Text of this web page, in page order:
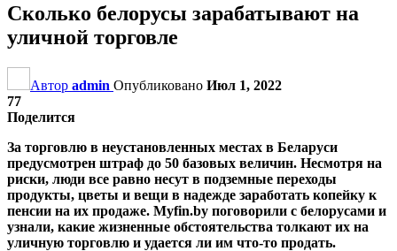
Сколько белорусы зарабатывают на
уличной торговле
Автор admin Опубликовано Июл 1, 2022
77
Поделится
За торговлю в неустановленных местах в Беларуси
предусмотрен штраф до 50 базовых величин. Несмотря на
риски, люди все равно несут в подземные переходы
продукты, цветы и вещи в надежде заработать копейку к
пенсии на их продаже. Myfin.by поговорили с белорусами и
узнали, какие жизненные обстоятельства толкают их на
уличную торговлю и удается ли им что-то продать.